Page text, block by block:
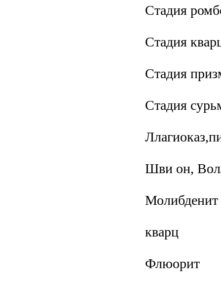
Стадия
Стадия
Стадия
Стадия
Шви он,
Молибденит
кварц
Флюорит